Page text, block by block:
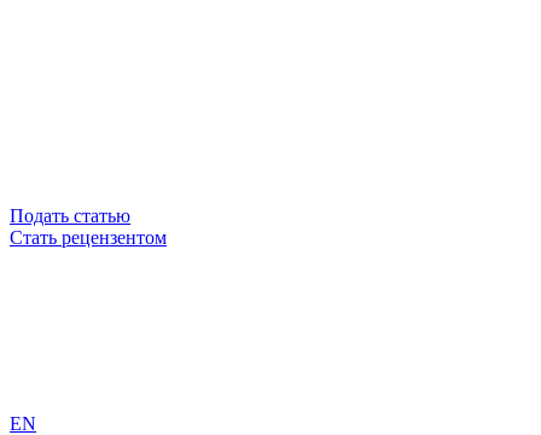
Подать статью
Стать рецензентом
EN